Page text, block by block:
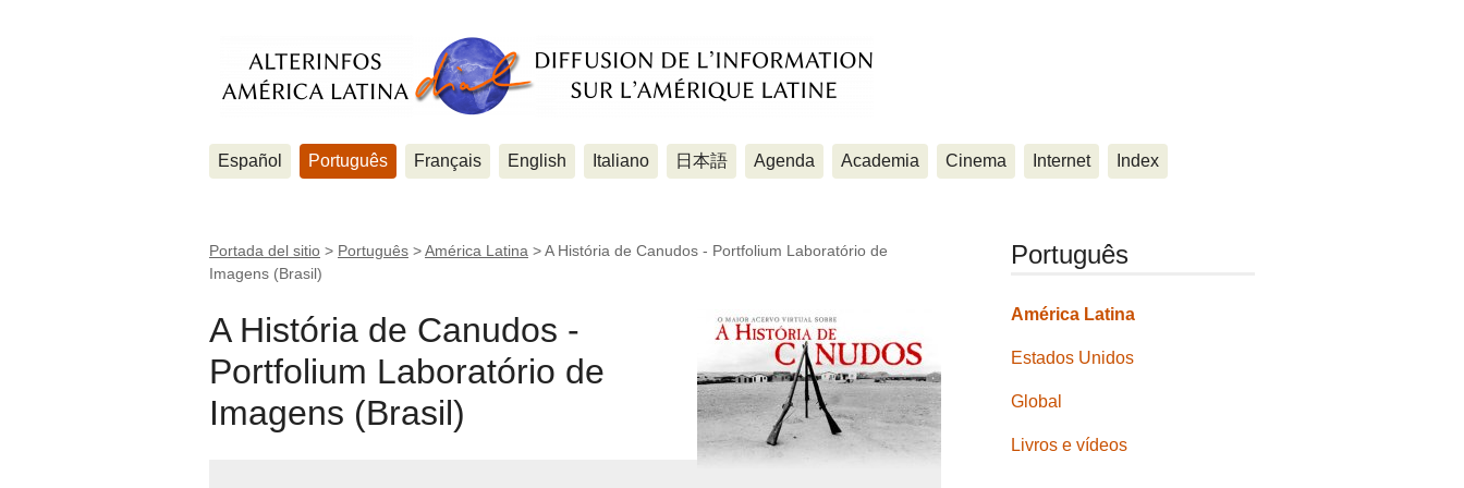
Español Português Français English Italiano 日本語 Agenda Academia Cinema Internet Index
Portada del sitio > Português >América Latina >A História de Canudos - Portfolium Laboratório de
Imagens (Brasil)
A História de Canudos -
Portfolium Laboratório de
Imagens (Brasil)
Português
América Latina
Estados Unidos
Global
Livros e vídeos